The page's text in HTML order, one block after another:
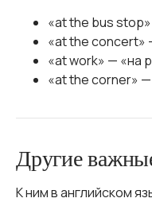
«at the bus
«at the concert»
«at work» — «на
«at the corner» —
Другие
К ним в английском